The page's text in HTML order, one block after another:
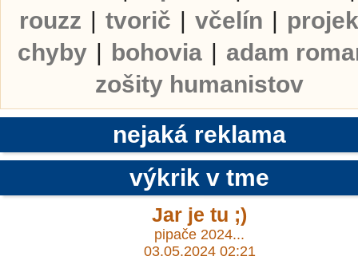
rouzz | tvorič | včelín |
chyby | bohovia | adam
zošity humanistov
nejaká reklama
výkrik v tme
Jar je tu ;)
pipače 2024...
03.05.2024 02:21